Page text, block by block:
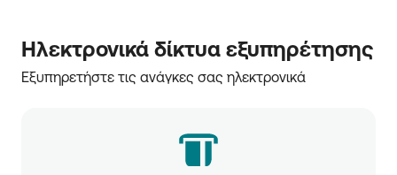
Ηλεκτρονικά δίκτυα εξυπηρέτησης
Εξυπηρετήστε τις ανάγκες σας ηλεκτρονικά